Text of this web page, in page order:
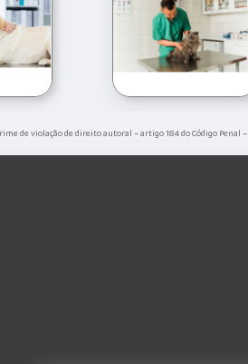
de violação de direito autoral – artigo 184 do Código Penal –